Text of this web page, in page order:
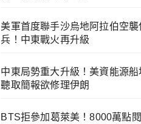
美軍首度聯手沙烏地阿拉伯空
兵！中東戰火再升級
中東局勢重大升級！美資能源
聽取簡報欲修理伊朗
BTS拒參加葛萊美！8000萬點